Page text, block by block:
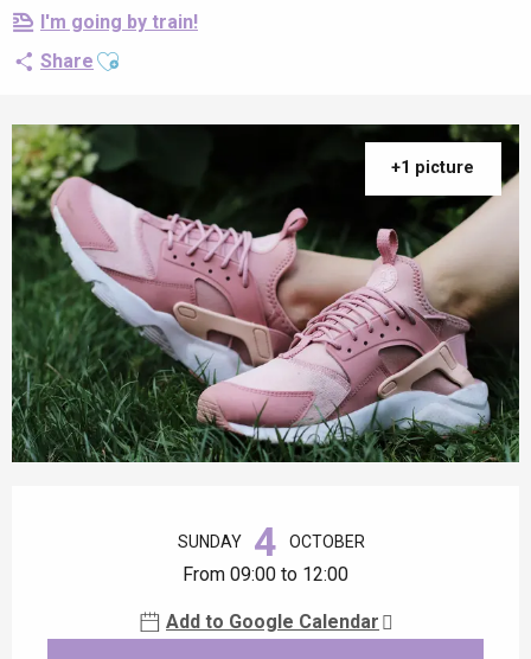
I'm going by train!
Share Ajouter aux favoris
+1 picture
SUNDAY 4 OCTOBER
From 09:00 to 12:00
Add to Google Calendar